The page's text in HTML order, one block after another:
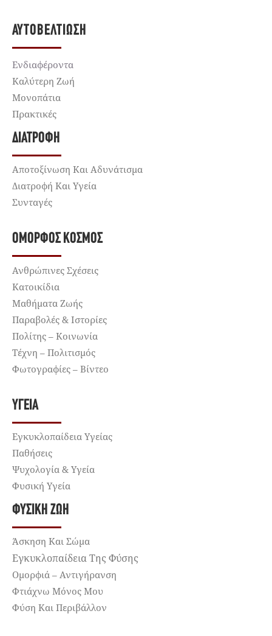
ΑΥΤΟΒΕΛΤΊΩΣΗ
Ενδιαφέροντα
Καλύτερη Ζωή
Μονοπάτια
Πρακτικές
ΔΙΑΤΡΟΦΉ
Αποτοξίνωση Και Αδυνάτισμα
Διατροφή Και Υγεία
Συνταγές
ΌΜΟΡΦΟΣ ΚΌΣΜΟΣ
Ανθρώπινες Σχέσεις
Κατοικίδια
Μαθήματα Ζωής
Παραβολές & Ιστορίες
Πολίτης – Κοινωνία
Τέχνη – Πολιτισμός
Φωτογραφίες – Βίντεο
ΥΓΕΊΑ
Εγκυκλοπαίδεια Υγείας
Παθήσεις
Ψυχολογία & Υγεία
Φυσική Υγεία
ΦΥΣΙΚΉ ΖΩΉ
Άσκηση Και Σώμα
Εγκυκλοπαίδεια Της Φύσης
Ομορφιά – Αντιγήρανση
Φτιάχνω Μόνος Μου
Φύση Και Περιβάλλον